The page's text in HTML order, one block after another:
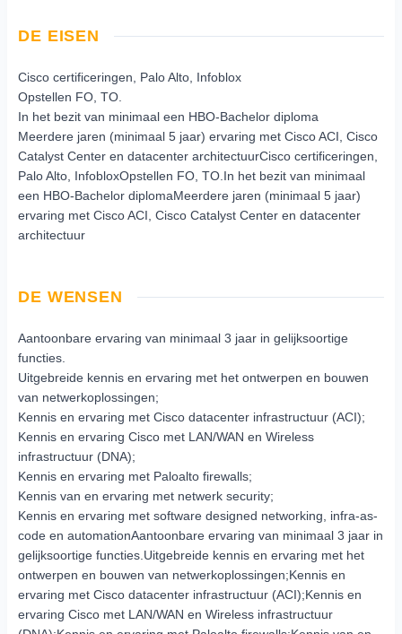
DE EISEN
Cisco certificeringen, Palo Alto, Infoblox
Opstellen FO, TO.
In het bezit van minimaal een HBO-Bachelor diploma
Meerdere jaren (minimaal 5 jaar) ervaring met Cisco ACI, Cisco
Catalyst Center en datacenter architectuurCisco certificeringen,
Palo Alto, InfobloxOpstellen FO, TO.In het bezit van minimaal
een HBO-Bachelor diplomaMeerdere jaren (minimaal 5 jaar)
ervaring met Cisco ACI, Cisco Catalyst Center en datacenter
architectuur
DE WENSEN
Aantoonbare ervaring van minimaal 3 jaar in gelijksoortige
functies.
Uitgebreide kennis en ervaring met het ontwerpen en bouwen
van netwerkoplossingen;
Kennis en ervaring met Cisco datacenter infrastructuur (ACI);
Kennis en ervaring Cisco met LAN/WAN en Wireless
infrastructuur (DNA);
Kennis en ervaring met Paloalto firewalls;
Kennis van en ervaring met netwerk security;
Kennis en ervaring met software designed networking, infra-as-
code en automationAantoonbare ervaring van minimaal 3 jaar in
gelijksoortige functies.Uitgebreide kennis en ervaring met het
ontwerpen en bouwen van netwerkoplossingen;Kennis en
ervaring met Cisco datacenter infrastructuur (ACI);Kennis en
ervaring Cisco met LAN/WAN en Wireless infrastructuur